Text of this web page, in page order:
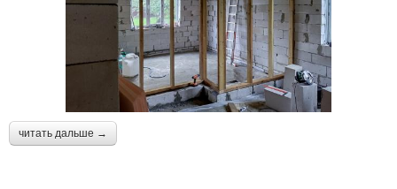
читать дальше →